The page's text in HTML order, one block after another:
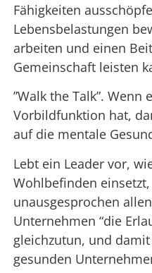
Fähigkeiten
Lebensbelastungen
arbeiten und einen
Gemeinschaft leisten
”Walk the Talk”. Wenn
Vorbildfunktion hat,
auf die mentale
Lebt ein Leader vor,
Wohlbefinden
unausgesprochen
Unternehmen “die
gleichzutun, und
gesunden